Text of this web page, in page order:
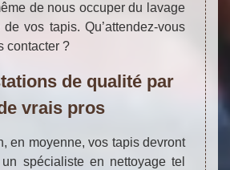
de nous occuper du lavage
vos tapis. Qu’attendez-vous
contacter ?
de qualité par
vrais pros
en moyenne, vos tapis devront
spécialiste en nettoyage tel